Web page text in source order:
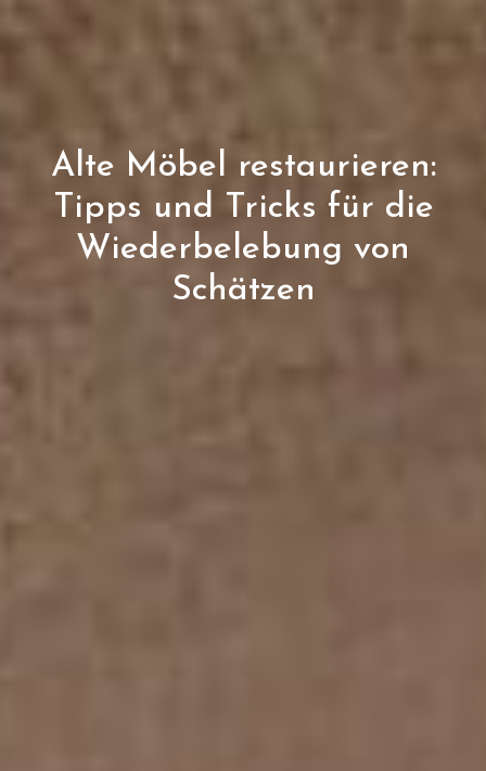
Alte Möbel restaurieren:
Tipps und Tricks für die
Wiederbelebung von
Schätzen